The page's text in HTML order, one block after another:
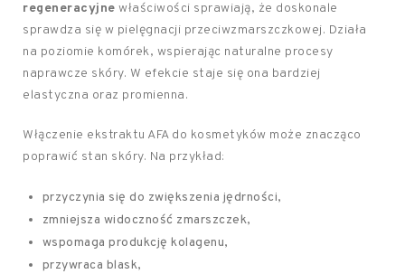
regeneracyjne właściwości sprawiają, że doskonale
sprawdza się w pielęgnacji przeciwzmarszczkowej. Działa
na poziomie komórek, wspierając naturalne procesy
naprawcze skóry. W efekcie staje się ona bardziej
elastyczna oraz promienna.
Włączenie ekstraktu AFA do kosmetyków może znacząco
poprawić stan skóry. Na przykład:
przyczynia się do zwiększenia jędrności,
zmniejsza widoczność zmarszczek,
wspomaga produkcję kolagenu,
przywraca blask,